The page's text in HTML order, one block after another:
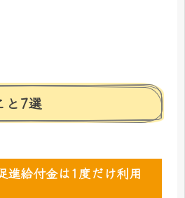
と7選
進給付金は1度だけ利用